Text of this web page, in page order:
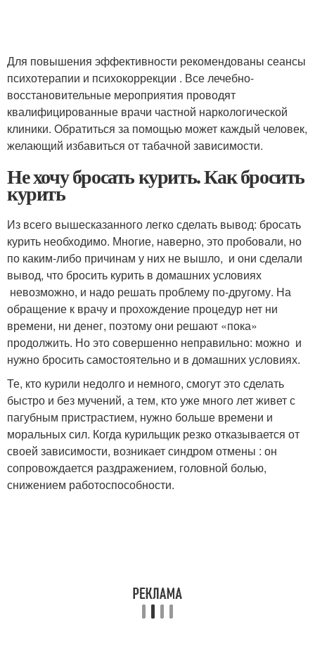
Для повышения эффективности рекомендованы сеансы
психотерапии и психокоррекции . Все лечебно-
восстановительные мероприятия проводят
квалифицированные врачи частной наркологической
клиники. Обратиться за помощью может каждый человек,
желающий избавиться от табачной зависимости.
Не хочу бросать курить. Как бросить
курить
Из всего вышесказанного легко сделать вывод: бросать
курить необходимо. Многие, наверно, это пробовали, но
по каким-либо причинам у них не вышло, и они сделали
вывод, что бросить курить в домашних условиях
невозможно, и надо решать проблему по-другому. На
обращение к врачу и прохождение процедур нет ни
времени, ни денег, поэтому они решают «пока»
продолжить. Но это совершенно неправильно: можно и
нужно бросить самостоятельно и в домашних условиях.
Те, кто курили недолго и немного, смогут это сделать
быстро и без мучений, а тем, кто уже много лет живет с
пагубным пристрастием, нужно больше времени и
моральных сил. Когда курильщик резко отказывается от
своей зависимости, возникает синдром отмены : он
сопровождается раздражением, головной болью,
снижением работоспособности.